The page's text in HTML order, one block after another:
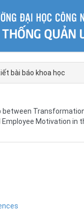
bài báo khoa học
between
Motivation in